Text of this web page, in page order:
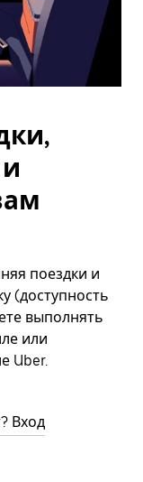
поездки и
(доступность
выполнять
или
Uber.
Вход